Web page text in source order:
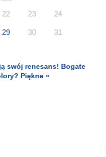
22 23 24
29 30 31
swój renesans! Bogate
Piękne »